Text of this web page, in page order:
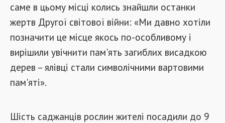
саме в цьому місці колись знайшли останки
жертв Другої світової війни: «Ми давно хотіли
позначити це місце якось по-особливому і
вирішили увічнити пам'ять загиблих висадкою
дерев – ялівці стали символічними вартовими
пам'яті».
Шість саджанців рослин жителі посадили до 9